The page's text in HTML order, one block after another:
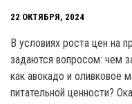
22 ОКТЯБРЯ, 2024
В условиях роста цен на
задаются вопросом: чем
как авокадо и оливковое
питательной ценности?